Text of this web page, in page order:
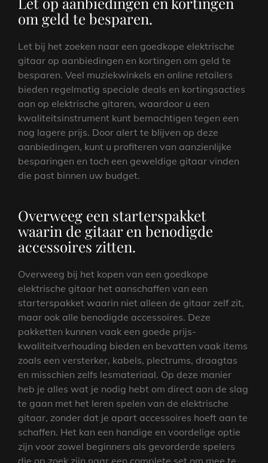
om geld te besparen.
Let bij het zoeken naar een goedkope elektrische
gitaar op aanbiedingen en kortingen om geld te
besparen. Veel muziekwinkels en online retailers
bieden regelmatig speciale deals en kortingsacties
aan op elektrische gitaren, waardoor u een
kwaliteitsinstrument kunt bemachtigen tegen een
nog lagere prijs. Door alert te blijven op deze
aanbiedingen, kunt u profiteren van aanzienlijke
besparingen en toch een geweldige gitaar vinden
die past binnen uw budget.
Overweeg een starterspakket
waarin de gitaar en benodigde
accessoires zitten.
Overweeg bij het kopen van een goedkope
elektrische gitaar het aanschaffen van een
starterspakket waarin niet alleen de gitaar zelf zit,
maar ook alle benodigde accessoires. Deze
pakketten kunnen vaak een goede prijs-
kwaliteitverhouding bieden en bevatten vaak items
zoals een versterker, kabels, plectrums, draagtas
en misschien zelfs lesmateriaal. Op deze manier
heb je alles wat je nodig hebt om direct aan de slag
te gaan met het leren spelen van de elektrische
gitaar, zonder dat je apart accessoires hoeft aan te
schaffen. Het kan een handige en voordelige optie
zijn voor zowel beginners als gevorderde spelers
die op zoek zijn naar een complete set om mee te